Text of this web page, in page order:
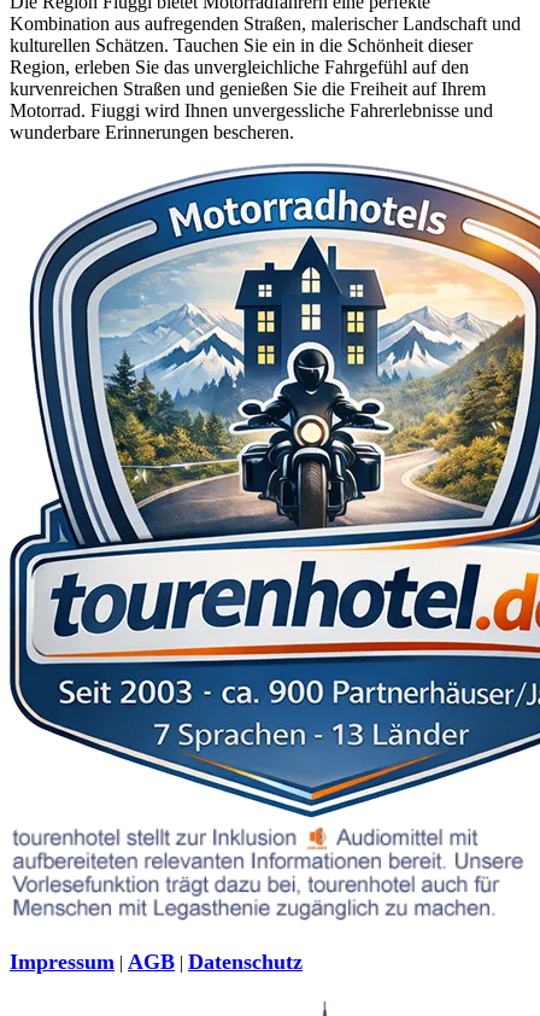
Kombination aus aufregenden Straßen, malerischer Landschaft und
kulturellen Schätzen. Tauchen Sie ein in die Schönheit dieser
Region, erleben Sie das unvergleichliche Fahrgefühl auf den
kurvenreichen Straßen und genießen Sie die Freiheit auf Ihrem
Motorrad. Fiuggi wird Ihnen unvergessliche Fahrerlebnisse und
wunderbare Erinnerungen bescheren.
Impressum | AGB | Datenschutz